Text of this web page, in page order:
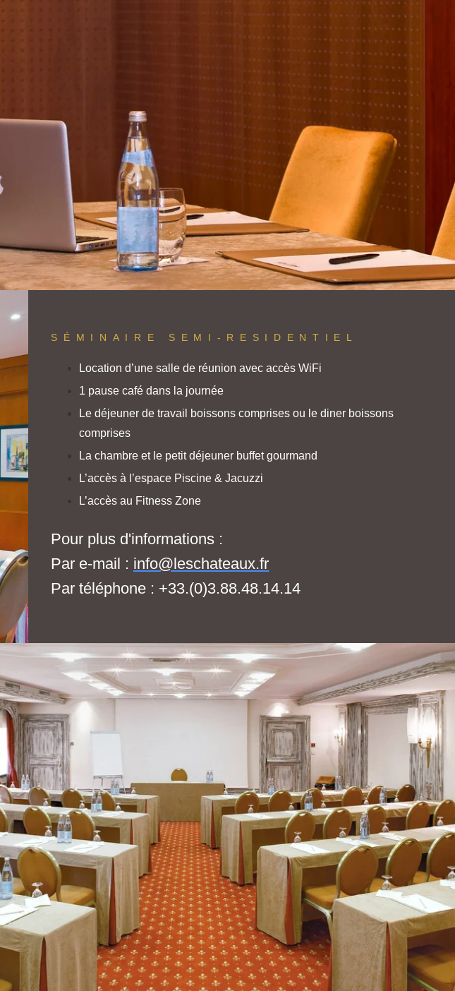
SÉMINAIRE SEMI-RESIDENTIEL
Location d’une salle de réunion avec accès WiFi
1 pause café dans la journée
Le déjeuner de travail boissons comprises ou le diner boissons
comprises
La chambre et le petit déjeuner buffet gourmand
L’accès à l’espace Piscine & Jacuzzi
L’accès au Fitness Zone
Pour plus d'informations :
Par e-mail : info@leschateaux.fr
Par téléphone : +33.(0)3.88.48.14.14
CHAMBRE
SPA
TABLE